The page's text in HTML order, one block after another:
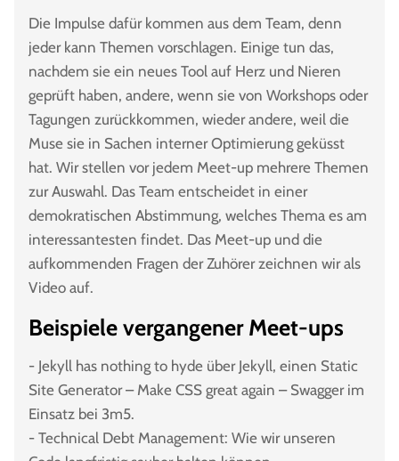
Die Impulse dafür kommen aus dem Team, denn
jeder kann Themen vorschlagen. Einige tun das,
nachdem sie ein neues Tool auf Herz und Nieren
geprüft haben, andere, wenn sie von Workshops oder
Tagungen zurückkommen, wieder andere, weil die
Muse sie in Sachen interner Optimierung geküsst
hat. Wir stellen vor jedem Meet-up mehrere Themen
zur Auswahl. Das Team entscheidet in einer
demokratischen Abstimmung, welches Thema es am
interessantesten findet. Das Meet-up und die
aufkommenden Fragen der Zuhörer zeichnen wir als
Video auf.
Beispiele vergangener Meet-ups
- Jekyll has nothing to hyde über Jekyll, einen Static
Site Generator – Make CSS great again – Swagger im
Einsatz bei 3m5.
- Technical Debt Management: Wie wir unseren